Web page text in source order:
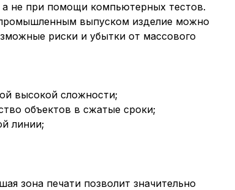
не при помощи компьютерных тестов.
выпуском изделие можно
риски и убытки от массового
высокой сложности;
объектов в сжатые сроки;
линии;
зона печати позволит значительно